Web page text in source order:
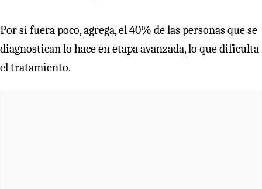
Por si fuera poco, agrega, el 40% de las personas que se
diagnostican lo hace en etapa avanzada, lo que dificulta
el tratamiento.